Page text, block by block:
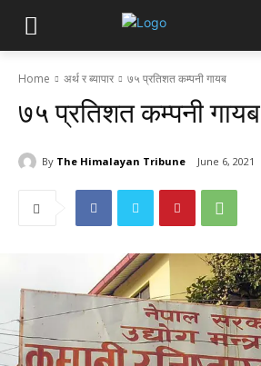
Home अर्थ र ब्यापार ७५ प्रतिशत कम्पनी गायब
७५ प्रतिशत कम्पनी गायब
By The Himalayan Tribune June 6, 2021